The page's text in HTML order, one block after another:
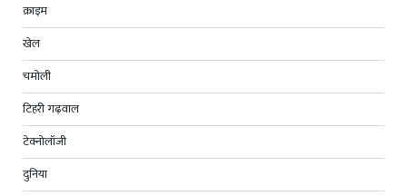
क्राइम
खेल
चमोली
टिहरी गढ़वाल
टेक्नोलॉजी
दुनिया